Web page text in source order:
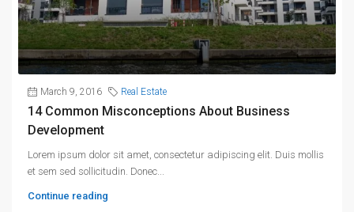
March 9, 2016 Real Estate
14 Common Misconceptions About Business
Development
Lorem ipsum dolor sit amet, consectetur adipiscing elit. Duis mollis
et sem sed sollicitudin. Donec...
Continue reading